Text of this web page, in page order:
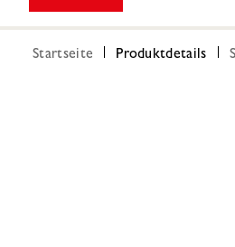
Startseite Produktdetails